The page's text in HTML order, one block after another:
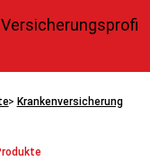
Krankenversicherung